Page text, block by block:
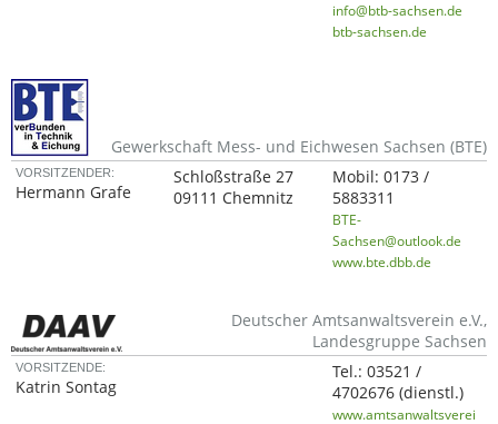
info@btb-sachsen.de
btb-sachsen.de
Gewerkschaft Mess- und Eichwesen Sachsen (BTE)
VORSITZENDER:
Hermann Grafe
Schloßstraße 27
09111 Chemnitz
Mobil:0173 /
5883311
BTE-
Sachsen@outlook.de
www.bte.dbb.de
Deutscher Amtsanwaltsverein e.V.,
Landesgruppe Sachsen
VORSITZENDE:
Katrin Sontag
Tel.:03521 /
4702676(dienstl.)
www.amtsanwaltsverei